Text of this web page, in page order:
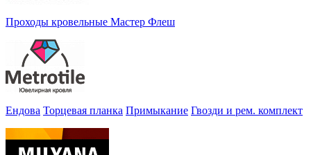
Проходы кровельные Мастер Флеш
Ендова Торцевая планка Примыкание Гвозди и рем. комплект